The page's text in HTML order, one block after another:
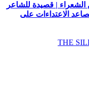
| قصيدة للشاعر
الاعتداءات على